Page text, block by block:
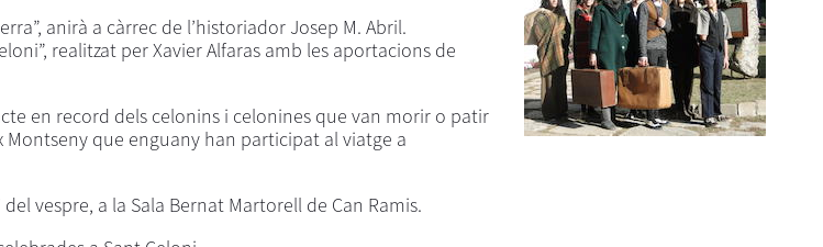
anirà a càrrec de l’historiador Josep M. Abril.
realitzat per Xavier Alfaras amb les aportacions de
en record dels celonins i celonines que van morir o patir
que enguany han participat al viatge a
vespre, a la Sala Bernat Martorell de Can Ramis.